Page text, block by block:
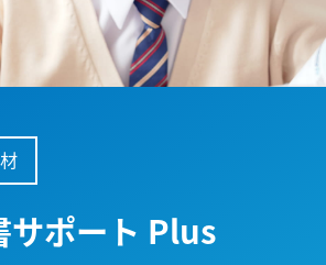
サポート Plus